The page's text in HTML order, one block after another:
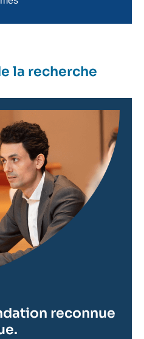
la recherche
reconnue